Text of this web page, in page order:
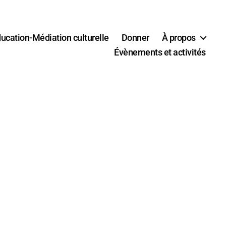
Médiation culturelle Donner
À propos
Évènements et activités